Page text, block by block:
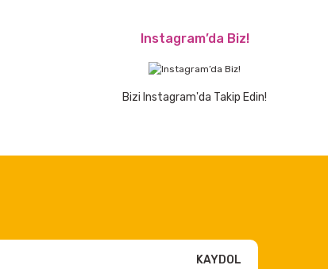
Instagram’da Biz!
Bizi Instagram'da Takip Edin!
KAYDOL